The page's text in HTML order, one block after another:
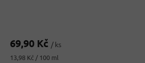
69,90 Kč / ks
Měrná
13,98 Kč / 100 ml